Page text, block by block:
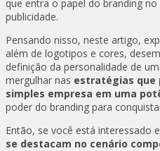
que entra o papel do branding
publicidade.
Pensando nisso, neste artigo,
além de logotipos e cores,
definição da personalidade de
mergulhar nas estratégias que
simples empresa em uma
poder do branding para
Então, se você está interessado
se destacam no cenário